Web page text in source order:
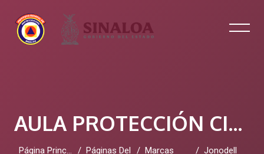
AULA PROTECCIÓN CIVIL SINALOA
Página Principal Páginas Del SitioMarcas Jonodell